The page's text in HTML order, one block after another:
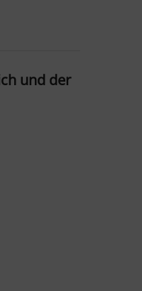
und der